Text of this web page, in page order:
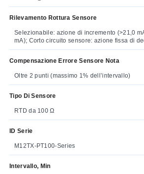
Rilevamento Rottura Sensore
Selezionabile: azione di incremento (>21,0
mA); Corto circuito sensore: azione fissa di
Compensazione Errore Sensore Nota
Oltre 2 punti (massimo 1% dell’intervallo)
Tipo Di Sensore
RTD da 100 Ω
ID Serie
M12TX-PT100-Series
Intervallo, Min